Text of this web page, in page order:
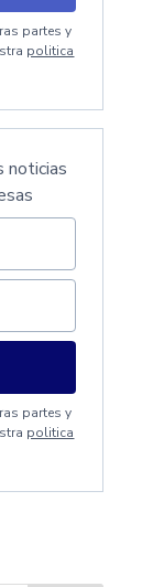
partes y
politica
noticias
partes y
politica